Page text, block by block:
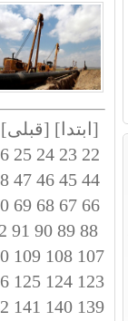
[ابتدا] [قبلی]
22
23
24
25
44
45
46
47
66
67
68
69
88
89
90
91
107
108
109
123
124
125
139
140
141